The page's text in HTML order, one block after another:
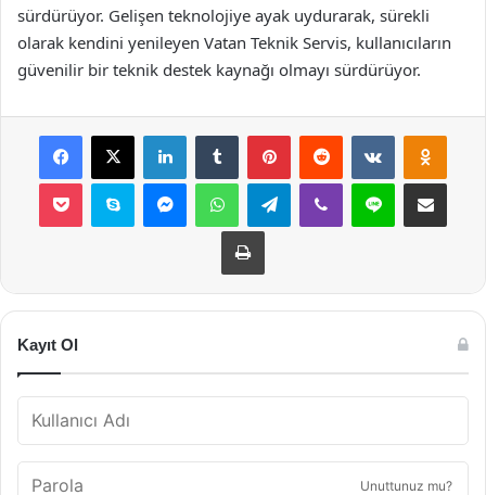
sürdürüyor. Gelişen teknolojiye ayak uydurarak, sürekli
olarak kendini yenileyen Vatan Teknik Servis, kullanıcıların
güvenilir bir teknik destek kaynağı olmayı sürdürüyor.
Facebook
X LinkedInTumblr PinterestReddit VKontakte
Pocket Skype MessengerWhatsAppTelegramViber Line E-Posta ile
Yazdır
Kayıt Ol
Unuttunuz mu?